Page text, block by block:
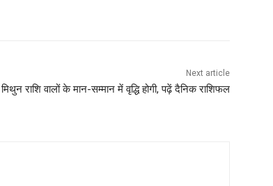
Next article
मिथुन राशि वालों के मान-सम्मान में वृद्धि होगी, पढ़ें दैनिक राशिफल